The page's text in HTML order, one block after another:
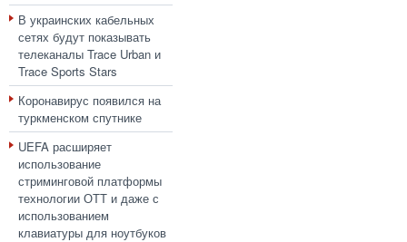
В украинских кабельных
сетях будут показывать
телеканалы Trace Urban и
Trace Sports Stars
Коронавирус появился на
туркменском спутнике
UEFA расширяет
использование
стриминговой платформы
технологии ОТТ и даже с
использованием
клавиатуры для ноутбуков